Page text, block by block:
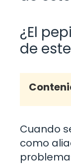
¿El
de
Cuando
como